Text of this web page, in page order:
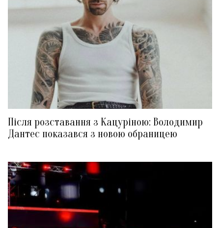
Після розставання з Кацуріною: Володимир
Дантес показався з новою обраницею